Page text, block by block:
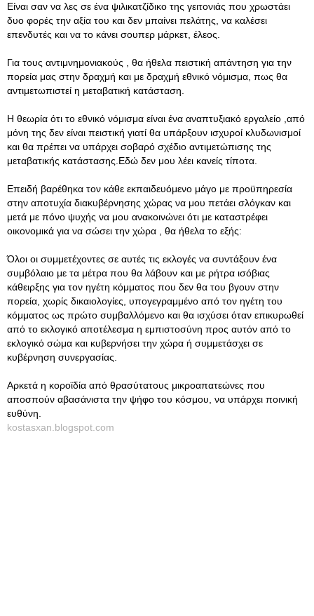
Είναι σαν να λες σε ένα ψιλικατζίδικο της γειτονιάς που χρωστάει
δυο φορές την αξία του και δεν μπαίνει πελάτης, να καλέσει
επενδυτές και να το κάνει σουπερ μάρκετ, έλεος.
Για τους αντιμνημονιακούς , θα ήθελα πειστική απάντηση για την
πορεία μας στην δραχμή και με δραχμή εθνικό νόμισμα, πως θα
αντιμετωπιστεί η μεταβατική κατάσταση.
Η θεωρία ότι το εθνικό νόμισμα είναι ένα αναπτυξιακό εργαλείο ,από
μόνη της δεν είναι πειστική γιατί θα υπάρξουν ισχυροί κλυδωνισμοί
και θα πρέπει να υπάρχει σοβαρό σχέδιο αντιμετώπισης της
μεταβατικής κατάστασης.Εδώ δεν μου λέει κανείς τίποτα.
Επειδή βαρέθηκα τον κάθε εκπαιδευόμενο μάγο με προϋπηρεσία
στην αποτυχία διακυβέρνησης χώρας να μου πετάει σλόγκαν και
μετά με πόνο ψυχής να μου ανακοινώνει ότι με καταστρέφει
οικονομικά για να σώσει την χώρα , θα ήθελα το εξής:
Όλοι οι συμμετέχοντες σε αυτές τις εκλογές να συντάξουν ένα
συμβόλαιο με τα μέτρα που θα λάβουν και με ρήτρα ισόβιας
κάθειρξης για τον ηγέτη κόμματος που δεν θα του βγουν στην
πορεία, χωρίς δικαιολογίες, υπογεγραμμένο από τον ηγέτη του
κόμματος ως πρώτο συμβαλλόμενο και θα ισχύσει όταν επικυρωθεί
από το εκλογικό αποτέλεσμα η εμπιστοσύνη προς αυτόν από το
εκλογικό σώμα και κυβερνήσει την χώρα ή συμμετάσχει σε
κυβέρνηση συνεργασίας.
Αρκετά η κοροϊδία από θρασύτατους μικροαπατεώνες που
αποσπούν αβασάνιστα την ψήφο του κόσμου, να υπάρχει ποινική
ευθύνη.
kostasxan.blogspot.com